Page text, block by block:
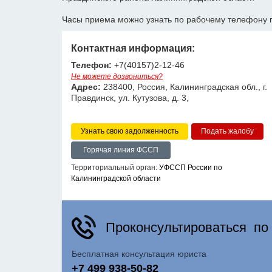
Часы приема можно узнать по рабочему телефону
Контактная информация:
Телефон: +7(40157)2-12-46
Не можете дозвониться?
Адрес: 238400, Россия, Калининградская обл., г.
Правдинск, ул. Кутузова, д. 3,
Узнать свою задолженность
Горячая линия ФССП
Территориальный орган: УФССП России по
Калининградской области